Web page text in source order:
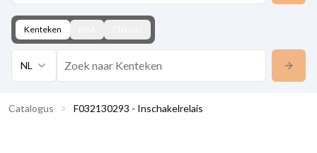
Kenteken
NL
Catalogus F032130293 - Inschakelrelais